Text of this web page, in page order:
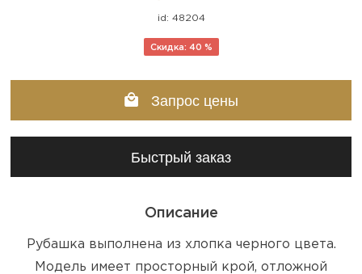
id: 48204
Скидка: 40 %
Запрос цены
Быстрый заказ
Описание
Рубашка выполнена из хлопка черного цвета.
Модель имеет просторный крой, отложной